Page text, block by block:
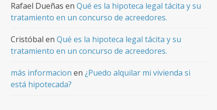
Rafael Dueñas enQué es la hipoteca legal tácita y su
tratamiento en un concurso de acreedores.
Cristóbal enQué es la hipoteca legal tácita y su
tratamiento en un concurso de acreedores.
más informacion en¿Puedo alquilar mi vivienda si
está hipotecada?